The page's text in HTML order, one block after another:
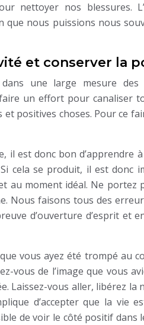
nettoyer nos blessures.
que nous puissions nous
et conserver la
une large mesure des
un effort pour canaliser
positives choses. Pour ce
il est donc bon d’apprendre
cela se produit, il est donc
au moment idéal. Ne portez
Nous faisons tous des
d’ouverture d’esprit et
vous ayez été trompé au
vous de l’image que vous
Laissez-vous aller, libérez la
d’accepter que la vie
de voir le côté positif dans